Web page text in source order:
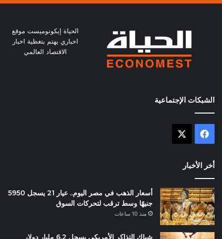
الحياة إيكونوميست موقع
اخباري يهتم بتغظية اخبار
الاقتصاد العالمي
الشبكات الإجتماعية
فيسبوك
أخر الأخبار
أسعار الذهب في مصر اليوم.. عيار 21 يسجل 5950
جنيهًا وسط ترقب لتحركات السوق
منذ 10 ساعات